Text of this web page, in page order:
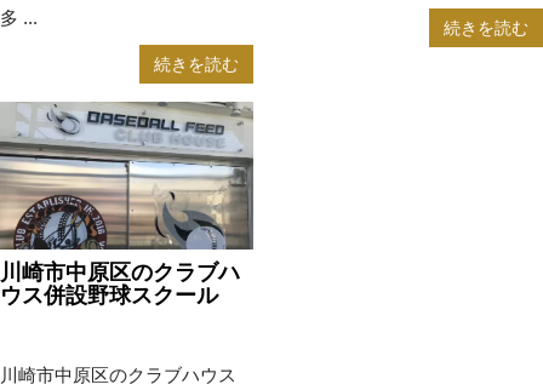
多 ...
続きを読む
続きを読む
川崎市中原区のクラブハ
ウス併設野球スクール
川崎市中原区のクラブハウス